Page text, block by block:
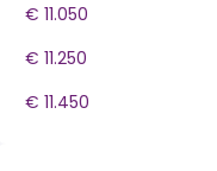
€ 11.050
€ 11.250
€ 11.450